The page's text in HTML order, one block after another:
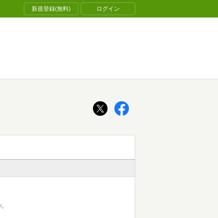
新規登録(無料) ログイン